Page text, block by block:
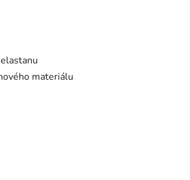
materiálu